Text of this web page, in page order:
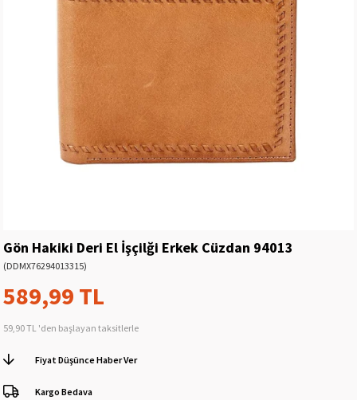
Gön Hakiki Deri El İşçilği Erkek Cüzdan 94013
(DDMX76294013315)
589,99 TL
59,90 TL 'den başlayan taksitlerle
Fiyat Düşünce Haber Ver
Kargo Bedava